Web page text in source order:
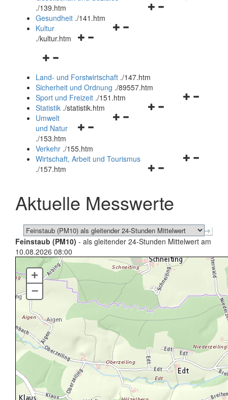
Navigationsmenü
./139.htm
Navigationsmenü
Gesundheit ./141.htm
Navigationsmenü
Kultur
./kultur.htm
Navigationsmenü
und
schließen
Land- und Forstwirtschaft ./147.htm
Sicherheit und Ordnung ./89557.htm
Navigationsmenü
Sport und Freizeit ./151.htm
Navigationsmenü
Statistik ./statistik.htm
Navigationsmenü
und
schließen
Umwelt
und Natur
./153.htm
Verkehr ./155.htm
Navigationsmenü
schließen
Wirtschaft, Arbeit und Tourismus
./157.htm
Aktuelle Messwerte
Feinstaub (PM10) - als gleitender 24-Stunden Mittelwert am
10.08.2026 08:00
+
–